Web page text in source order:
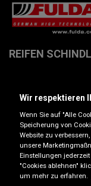
REIFEN
Gewerkenstr. 4 ,
info@reifen-
Wir respektieren
Wenn Sie auf "Alle
Speicherung von
Website zu
unsere
Einstellungen
"Cookies ablehnen"
um mehr zu erfahren.